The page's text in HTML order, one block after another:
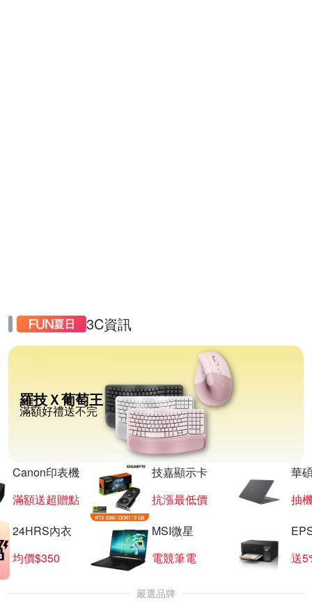
3C資訊
羅技Ｘ葡萄王
滿額好禮送不完
Canon印表機
滿額送超贈點
技嘉顯示卡
抗漲最低價
華
抽
24HRS內衣
均價$350
MSI微星
電競筆電
送
嚴選品牌